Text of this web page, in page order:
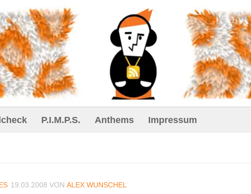
P.I.M.P.S. Anthems Impressum
19.03.2008 VON ALEX WUNSCHEL